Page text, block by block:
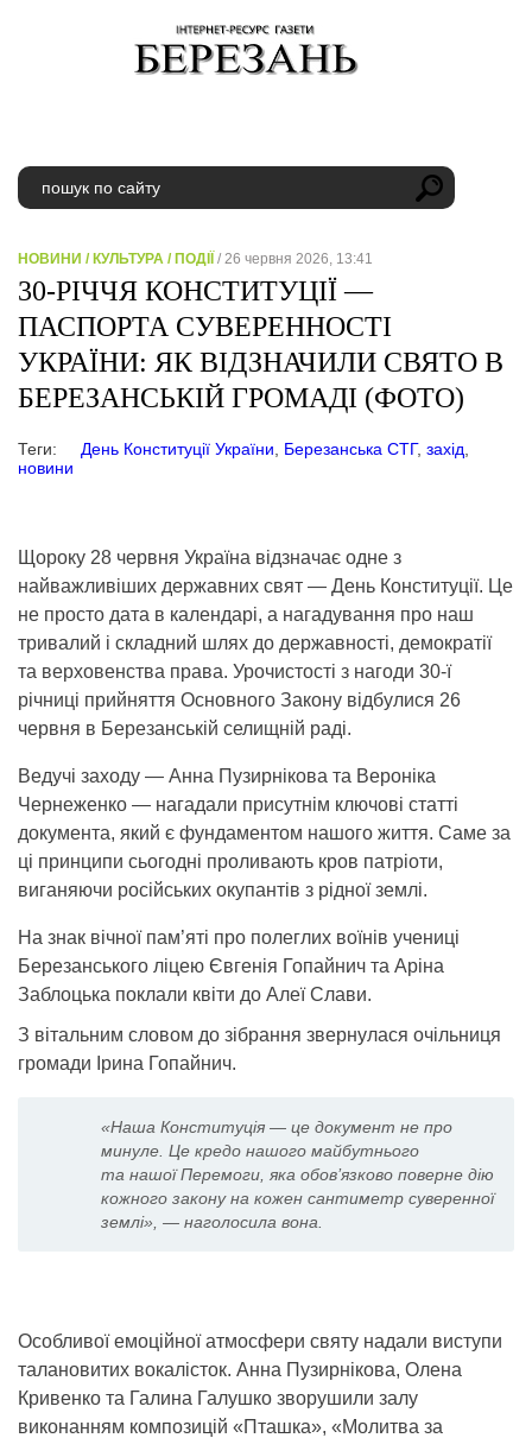
НОВИНИ / КУЛЬТУРА / ПОДІЇ / 26 червня 2026, 13:41
30-РІЧЧЯ КОНСТИТУЦІЇ —
ПАСПОРТА СУВЕРЕННОСТІ
УКРАЇНИ: ЯК ВІДЗНАЧИЛИ СВЯТО В
БЕРЕЗАНСЬКІЙ ГРОМАДІ (ФОТО)
Теги: День Конституції України Березанська СТГ, захід
новини
Щороку 28 червня Україна відзначає одне з
найважливіших державних свят — День Конституції. Це
не просто дата в календарі, а нагадування про наш
тривалий і складний шлях до державності, демократії
та верховенства права. Урочистості з нагоди 30-ї
річниці прийняття Основного Закону відбулися 26
червня в Березанській селищній раді.
Ведучі заходу — Анна Пузирнікова та Вероніка
Чернеженко — нагадали присутнім ключові статті
документа, який є фундаментом нашого життя. Саме за
ці принципи сьогодні проливають кров патріоти,
виганяючи російських окупантів з рідної землі.
На знак вічної пам’яті про полеглих воїнів учениці
Березанського ліцею Євгенія Гопайнич та Аріна
Заблоцька поклали квіти до Алеї Слави.
З вітальним словом до зібрання звернулася очільниця
громади Ірина Гопайнич.
«Наша Конституція — це документ не про
минуле. Це кредо нашого майбутнього
та нашої Перемоги, яка обов’язково поверне дію
кожного закону на кожен сантиметр суверенної
землі», — наголосила вона.
Особливої емоційної атмосфери святу надали виступи
талановитих вокалісток. Анна Пузирнікова, Олена
Кривенко та Галина Галушко зворушили залу
виконанням композицій «Пташка», «Молитва за